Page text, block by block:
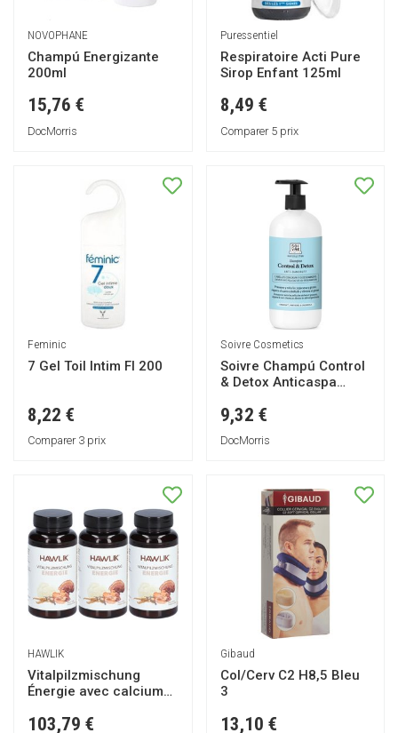
NOVOPHANE
Champú Energizante
200ml
15,76 €
DocMorris
Puressentiel
Respiratoire Acti Pure
Sirop Enfant 125ml
8,49 €
Comparer 5 prix
Feminic
7 Gel Toil Intim Fl 200
8,22 €
Comparer 3 prix
Soivre Cosmetics
Soivre Champú Control
& Detox Anticaspa
9,32 €
DocMorris
HAWLIK
Vitalpilzmischung
Énergie avec calcium
103,79 €
Gibaud
Col/Cerv C2 H8,5 Bleu
3
13,10 €